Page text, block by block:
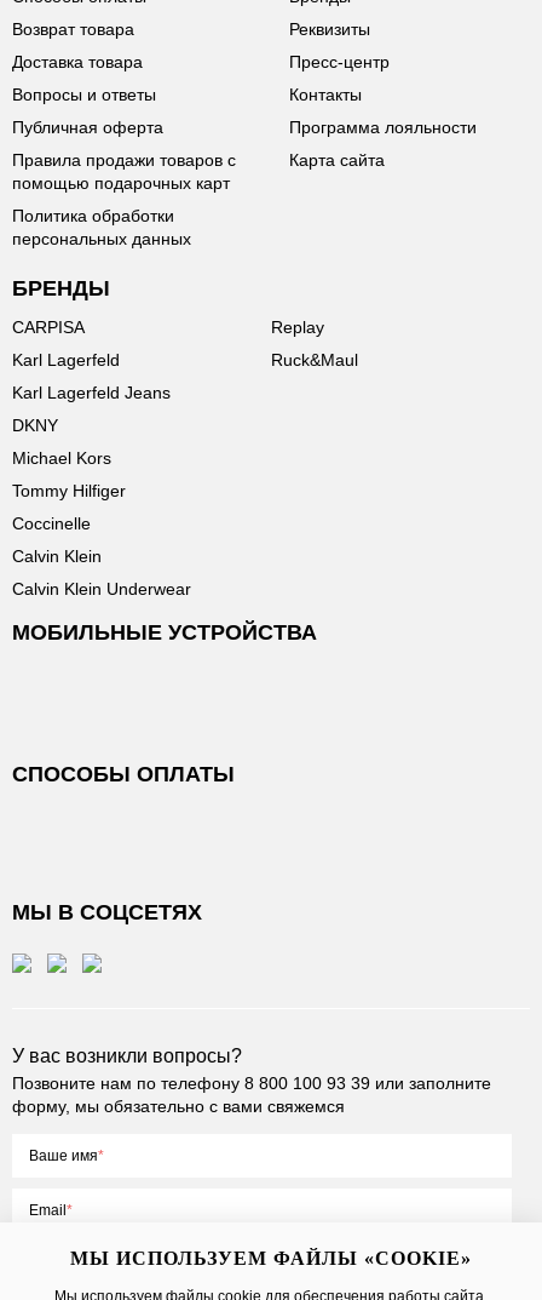
Возврат товара
Доставка товара
Вопросы и ответы
Публичная оферта
Правила продажи товаров с
помощью подарочных карт
Политика обработки
персональных данных
Реквизиты
Пресс-центр
Контакты
Программа лояльности
Карта сайта
БРЕНДЫ
CARPISA
Karl Lagerfeld
Karl Lagerfeld Jeans
DKNY
Michael Kors
Tommy Hilfiger
Coccinelle
Calvin Klein
Calvin Klein Underwear
Replay
Ruck&Maul
МОБИЛЬНЫЕ УСТРОЙСТВА
СПОСОБЫ ОПЛАТЫ
МЫ В СОЦСЕТЯХ
У вас возникли вопросы?
Позвоните нам по телефону 8 800 100 93 39 или заполните
форму, мы обязательно с вами свяжемся
Ваше имя
Email
МЫ ИСПОЛЬЗУЕМ ФАЙЛЫ «COOKIE»
Мы используем файлы cookie для обеспечения работы сайта,